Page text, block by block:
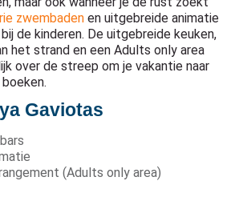
zwembaden en uitgebreide animatie
de kinderen. De uitgebreide keuken,
het strand en een Adults only area
over de streep om je vakantie naar
Gaviotas
(Adults only area)